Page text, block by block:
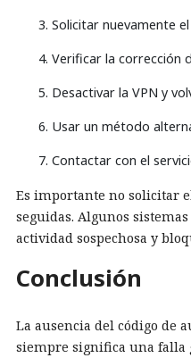
Solicitar nuevamente
Verificar la corrección
Desactivar la VPN y
Usar un método
Contactar con el
Es importante no solicitar
seguidas. Algunos
actividad sospechosa y
Conclusión
La ausencia del código de
siempre significa una falla